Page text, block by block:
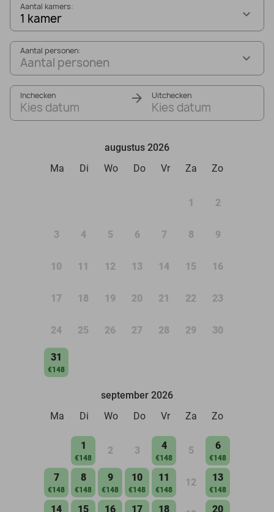
Aantal kamers:
1 kamer
Aantal personen:
Aantal personen
Inchecken
Kies datum
Uitchecken
Kies datum
augustus 2026
Ma
Di Wo Do Vr Za Zo
1 2
3 4 5 6 7 8 9
10 11 12 13 14 15 16
17 18 19 20 21 22 23
24 25 26 27 28 29 30
31
€148
september 2026
Ma
Di Wo Do Vr Za Zo
1
€148
2 3 4
€148
5 6
€148
7
€148
8
€148
9
€148
10
€148
11
€148
12 13
€148
14 15 16 17 18 20